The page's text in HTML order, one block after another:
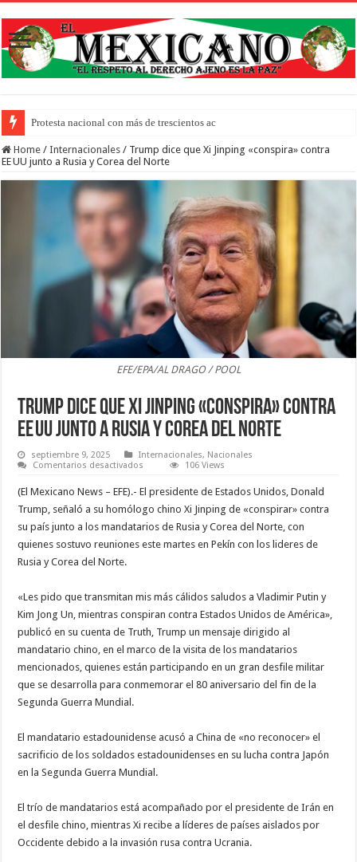
Protesta nacional con más de trescientos actos honra a inmigrantes m
Home / Internacionales / Trump dice que Xi Jinping «conspira» contra
EE UU junto a Rusia y Corea del Norte
EFE/EPA/AL DRAGO / POOL
Trump dice que Xi Jinping «conspira» contra
EE UU junto a Rusia y Corea del Norte
septiembre 9, 2025 Internacionales, Nacionales
Comentarios desactivados
que
Xi
Jinping
«conspira»
EE UU
Corea
del
Norte
106 Views
(El Mexicano News – EFE).- El presidente de Estados Unidos, Donald
Trump, señaló a su homólogo chino Xi Jinping de «conspirar» contra
su país junto a los mandatarios de Rusia y Corea del Norte, con
quienes sostuvo reuniones este martes en Pekín con los lideres de
Rusia y Corea del Norte.
«Les pido que transmitan mis más cálidos saludos a Vladimir Putin y
Kim Jong Un, mientras conspiran contra Estados Unidos de América»,
publicó en su cuenta de Truth, Trump un mensaje dirigido al
mandatario chino, en el marco de la visita de los mandatarios
mencionados, quienes están participando en un gran desfile militar
que se desarrolla para conmemorar el 80 aniversario del fin de la
Segunda Guerra Mundial.
El mandatario estadounidense acusó a China de «no reconocer» el
sacrificio de los soldados estadounidenses en su lucha contra Japón
en la Segunda Guerra Mundial.
El trío de mandatarios está acompañado por el presidente de Irán en
el desfile chino, mientras Xi recibe a líderes de países aislados por
Occidente debido a la invasión rusa contra Ucrania.